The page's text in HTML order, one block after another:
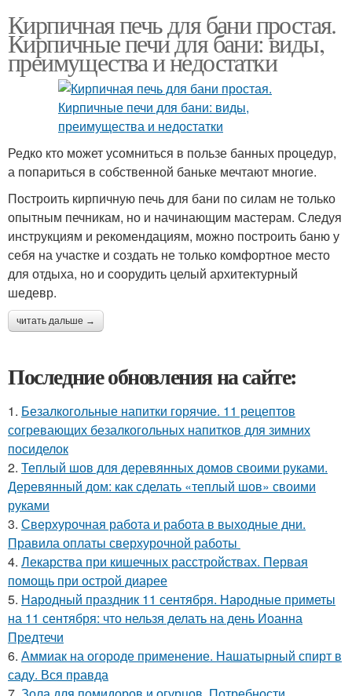
Кирпичная печь для бани простая.
Кирпичные печи для бани: виды,
преимущества и недостатки
Редко кто может усомниться в пользе банных процедур,
а попариться в собственной баньке мечтают многие.
Построить кирпичную печь для бани по силам не только
опытным печникам, но и начинающим мастерам. Следуя
инструкциям и рекомендациям, можно построить баню у
себя на участке и создать не только комфортное место
для отдыха, но и соорудить целый архитектурный
шедевр.
читать дальше →
Последние обновления на сайте:
1. Безалкогольные напитки горячие. 11 рецептов
согревающих безалкогольных напитков для зимних
посиделок
2. Теплый шов для деревянных домов своими руками.
Деревянный дом: как сделать «теплый шов» своими
руками
3. Сверхурочная работа и работа в выходные дни.
Правила оплаты сверхурочной работы
4. Лекарства при кишечных расстройствах. Первая
помощь при острой диарее
5. Народный праздник 11 сентября. Народные приметы
на 11 сентября: что нельзя делать на день Иоанна
Предтечи
6. Аммиак на огороде применение. Нашатырный спирт в
саду. Вся правда